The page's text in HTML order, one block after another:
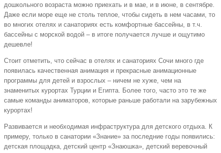
дошкольного возраста можно приехать и в мае, и в июне, в сентябре.
Даже если море еще не столь теплое, чтобы сидеть в нем часами, то
во многих отелях и санаториях есть комфортные бассейны, в т.ч.
бассейны с морской водой – в итоге получается лучше и ощутимо
дешевле!
Стоит отметить, что сейчас в отелях и санаториях Сочи много где
появилась качественная анимация и прекрасные анимационные
программы для детей и взрослых – ничем не хуже, чем на
знаменитых курортах Турции и Египта. Более того, часто это те же
самые команды аниматоров, которые раньше работали на зарубежных
курортах!
Развивается и необходимая инфраструктура для детского отдыха. К
примеру, только в санатории «Знание» за последние годы появились:
детская площадка, детский центр «Знаюшка», детский веревочный